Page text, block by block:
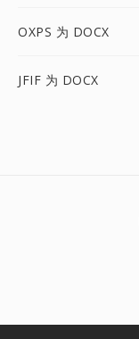
OXPS 为 DOCX
JFIF 为 DOCX